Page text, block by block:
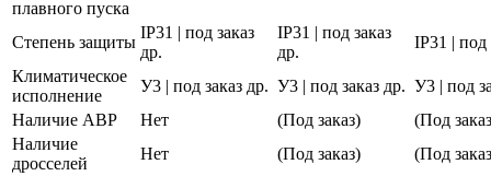
плавного пуска
Степень защиты
IP31 | под заказ
др.
IP31 | под заказ
др.
IP31 | под
Климатическое
исполнение
У3 | под заказ др. У3 | под заказ др. У3 | под
Наличие АВР
Нет (Под заказ)
(Под
Наличие
дросселей
Нет (Под заказ)
(Под